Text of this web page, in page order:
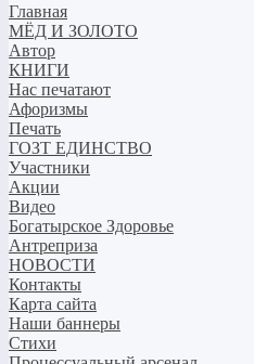
Главная
МЁД И ЗОЛОТО
Автор
КНИГИ
Нас печатают
Афоризмы
Печать
ГОЗТ ЕДИНСТВО
Участники
Акции
Видео
Богатырское Здоровье
Антреприза
НОВОСТИ
Контакты
Карта сайта
Наши баннеры
Стихи